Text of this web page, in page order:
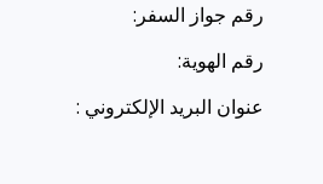
رقم جواز السفر:
رقم الهوية:
عنوان البريد الإلكتروني :